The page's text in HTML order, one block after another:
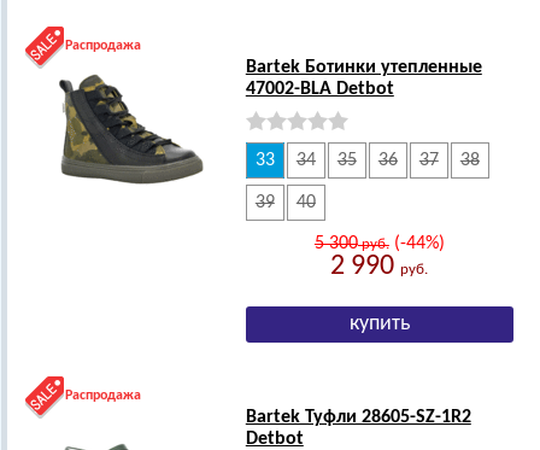
Распродажа
Bartek Ботинки утепленные
47002-BLA Detbot
33 34 35 36 37 38
39 40
5 300руб.(-44%)
2 990руб.
Распродажа
Bartek Туфли 28605-SZ-1R2
Detbot